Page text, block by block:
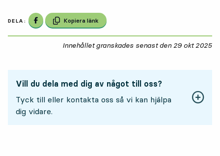
DELA: Dela på Facebook
Kopiera länk
Innehållet granskades senast den 29 okt 2025
Vill du dela med dig av något till oss?
Tyck till eller kontakta oss så vi kan hjälpa
dig vidare.